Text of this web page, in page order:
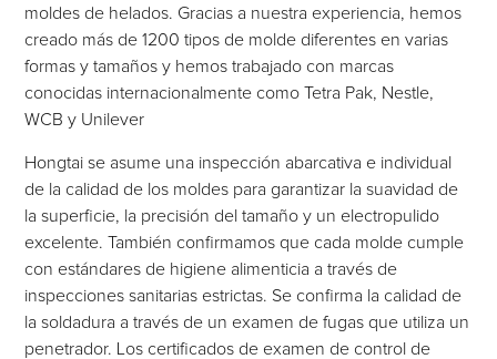
moldes de helados. Gracias a nuestra experiencia, hemos
creado más de 1200 tipos de molde diferentes en varias
formas y tamaños y hemos trabajado con marcas
conocidas internacionalmente como Tetra Pak, Nestle,
WCB y Unilever
Hongtai se asume una inspección abarcativa e individual
de la calidad de los moldes para garantizar la suavidad de
la superficie, la precisión del tamaño y un electropulido
excelente. También confirmamos que cada molde cumple
con estándares de higiene alimenticia a través de
inspecciones sanitarias estrictas. Se confirma la calidad de
la soldadura a través de un examen de fugas que utiliza un
penetrador. Los certificados de examen de control de